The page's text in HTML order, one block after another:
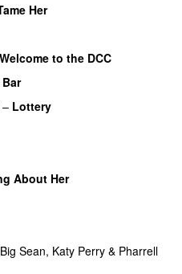
Her
Welcome to the DCC
– Lottery
About Her
Big Sean, Katy Perry & Pharrell